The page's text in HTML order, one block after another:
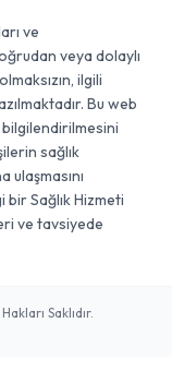
ve
veya dolaylı
ilgili
Bu web
bilgilendirilmesini
sağlık
bir Sağlık Hizmeti
ve tavsiyede
Saklıdır.